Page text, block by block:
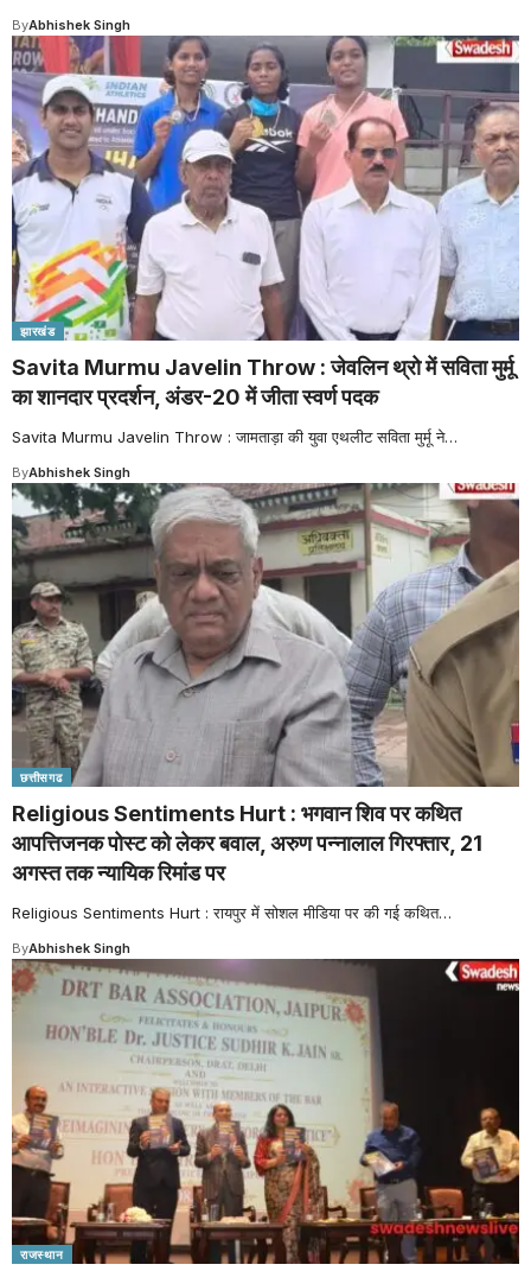
ByAbhishek Singh
झारखंड
Savita Murmu Javelin Throw : जेवलिन थ्रो में सविता मुर्मू
का शानदार प्रदर्शन, अंडर-20 में जीता स्वर्ण पदक
Savita Murmu Javelin Throw : जामताड़ा की युवा एथलीट सविता मुर्मू ने…
ByAbhishek Singh
छत्तीसगढ
Religious Sentiments Hurt : भगवान शिव पर कथित
आपत्तिजनक पोस्ट को लेकर बवाल, अरुण पन्नालाल गिरफ्तार, 21
अगस्त तक न्यायिक रिमांड पर
Religious Sentiments Hurt : रायपुर में सोशल मीडिया पर की गई कथित…
ByAbhishek Singh
राजस्थान